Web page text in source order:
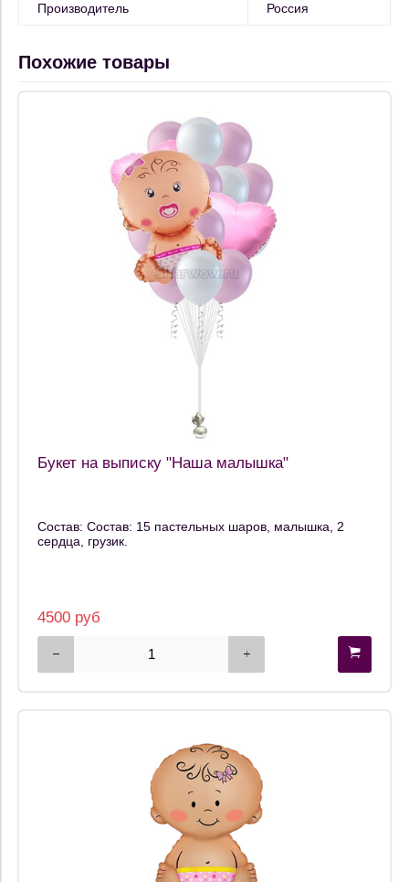
Производитель Россия
Похожие товары
Букет на выписку "Наша малышка"
Состав: Состав: 15 пастельных шаров, малышка, 2
сердца, грузик.
4500 руб